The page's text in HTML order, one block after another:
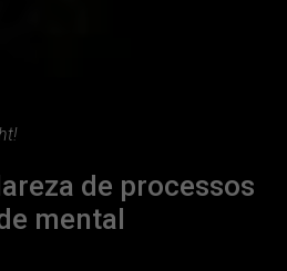
de processos
mental